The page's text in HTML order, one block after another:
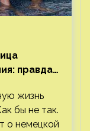
правда
жизнь
бы не так.
о немецкой